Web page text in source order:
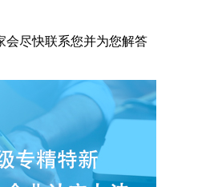
会尽快联系您并为您解答